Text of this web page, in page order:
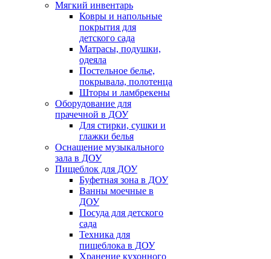
Мягкий инвентарь
Ковры и напольные
покрытия для
детского сада
Матрасы, подушки,
одеяла
Постельное белье,
покрывала, полотенца
Шторы и ламбрекены
Оборудование для
прачечной в ДОУ
Для стирки, сушки и
глажки белья
Оснащение музыкального
зала в ДОУ
Пищеблок для ДОУ
Буфетная зона в ДОУ
Ванны моечные в
ДОУ
Посуда для детского
сада
Техника для
пищеблока в ДОУ
Хранение кухонного